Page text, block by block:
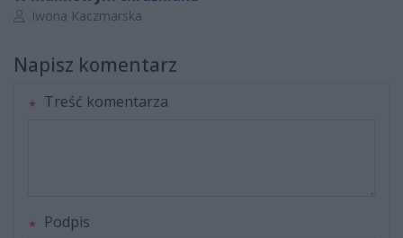
Autor artykułu:
Iwona Kaczmarska
Napisz komentarz
Treść komentarza
Podpis